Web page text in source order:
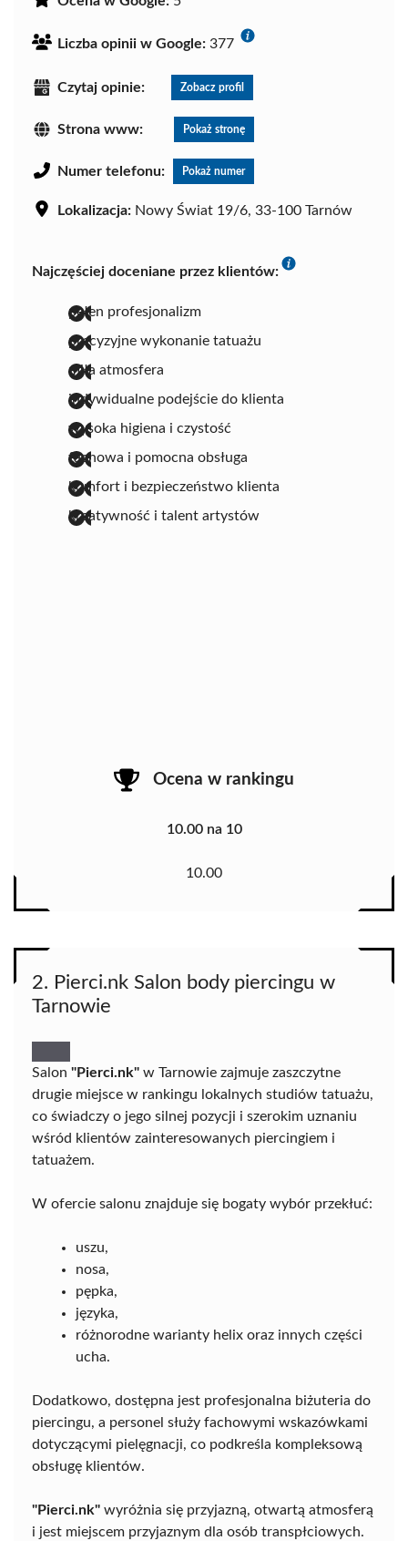
Liczba opinii w Google: 377
Czytaj opinie: Zobacz profil
Strona www: Pokaż stronę
Numer telefonu: Pokaż numer
Lokalizacja: Nowy Świat 19/6, 33-100 Tarnów
Najczęściej doceniane przez klientów:
pełen profesjonalizm
precyzyjne wykonanie tatuażu
miła atmosfera
indywidualne podejście do klienta
wysoka higiena i czystość
fachowa i pomocna obsługa
komfort i bezpieczeństwo klienta
kreatywność i talent artystów
Ocena w rankingu
10.00 na 10
10.00
2. Pierci.nk Salon body piercingu w
Tarnowie
Salon "Pierci.nk" w Tarnowie zajmuje zaszczytne
drugie miejsce w rankingu lokalnych studiów tatuażu,
co świadczy o jego silnej pozycji i szerokim uznaniu
wśród klientów zainteresowanych piercingiem i
tatuażem.
W ofercie salonu znajduje się bogaty wybór przekłuć:
uszu,
nosa,
pępka,
języka,
różnorodne warianty helix oraz innych części
ucha.
Dodatkowo, dostępna jest profesjonalna biżuteria do
piercingu, a personel służy fachowymi wskazówkami
dotyczącymi pielęgnacji, co podkreśla kompleksową
obsługę klientów.
"Pierci.nk" wyróżnia się przyjazną, otwartą atmosferą
i jest miejscem przyjaznym dla osób transpłciowych.